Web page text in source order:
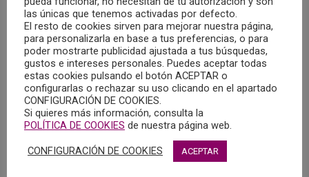
Ya puedes escuchar el programa “Cita con la Psicología”
emitido en Radio Chinchilla el sábado, 1 de febrero de
2025, que llevó por título “¿Qué esperan de mi como
persona adulta?”, y en el que intervino, María Jesús Tébar
Culebras, Psicóloga colegiada en el Colegio Oficial de
Psicología de Castilla-La Mancha e integrante del Grupo
de Psicología y Trauma.
las únicas que tenemos activadas por defecto.
El resto de cookies sirven para mejorar nuestra página,
para personalizarla en base a tus preferencias, o para
poder mostrarte publicidad ajustada a tus búsquedas,
gustos e intereses personales. Puedes aceptar todas
estas cookies pulsando el botón ACEPTAR o
configurarlas o rechazar su uso clicando en el apartado
CONFIGURACIÓN DE COOKIES.
Si quieres más información, consulta la
POLÍTICA DE COOKIES de nuestra página web.
CONFIGURACIÓN DE COOKIES ACEPTAR